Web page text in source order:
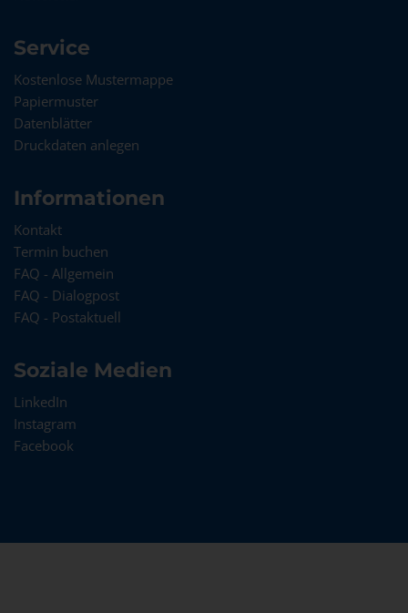
Service
Kostenlose Mustermappe
Papiermuster
Datenblätter
Druckdaten anlegen
Informationen
Kontakt
Termin buchen
FAQ - Allgemein
FAQ - Dialogpost
FAQ - Postaktuell
Soziale Medien
LinkedIn
Instagram
Facebook